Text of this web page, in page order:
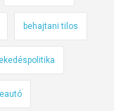
behajtani tilos